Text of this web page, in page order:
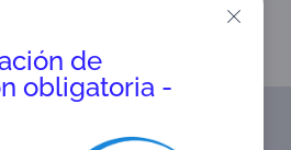
de
obligatoria -